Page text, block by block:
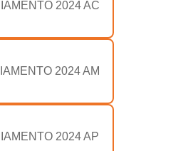
2024 AC
2024 AM
2024 AP